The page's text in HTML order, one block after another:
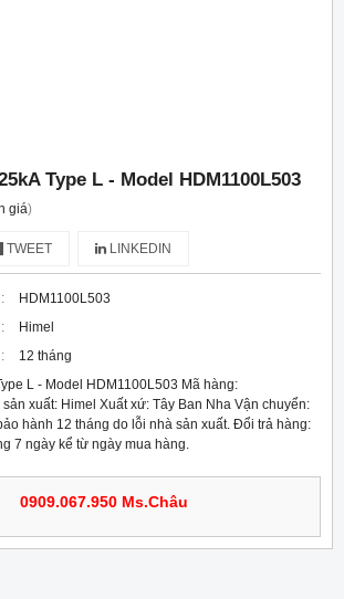
Type L - Model HDM1100L503
giá)
TWEET LINKEDIN
HDM1100L503
Himel
12 tháng
L - Model HDM1100L503 Mã hàng:
xuất: Himel Xuất xứ: Tây Ban Nha Vận chuyển:
hành 12 tháng do lỗi nhà sản xuất. Đổi trả hàng:
7 ngày kể từ ngày mua hàng.
0909.067.950 Ms.Châu